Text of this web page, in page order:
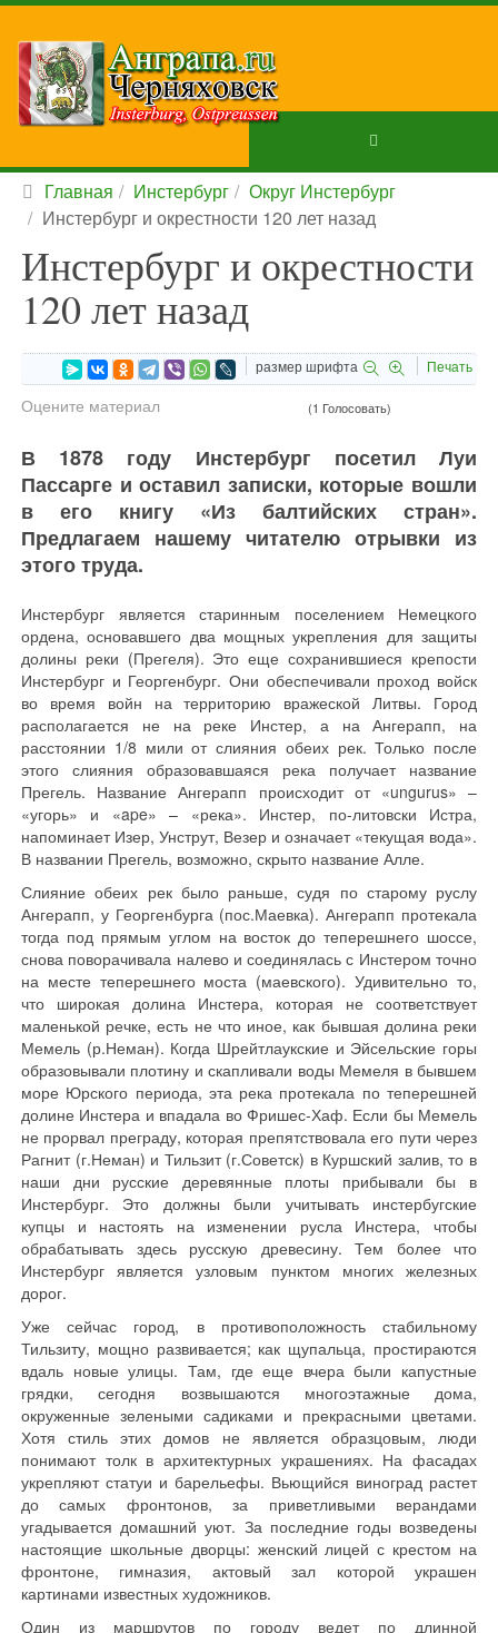
Главная Инстербург
Округ Инстербург
Инстербург и окрестности 120 лет назад
Инстербург и окрестности
120 лет назад
размер шрифта Печать
Оцените материал (1 Голосовать)
В 1878 году Инстербург посетил Луи
Пассарге и оставил записки, которые вошли
в его книгу «Из балтийских стран».
Предлагаем нашему читателю отрывки из
этого труда.
Инстербург является старинным поселением Немецкого
ордена, основавшего два мощных укрепления для защиты
долины реки (Прегеля). Это еще сохранившиеся крепости
Инстербург и Георгенбург. Они обеспечивали проход войск
во время войн на территорию вражеской Литвы. Город
располагается не на реке Инстер, а на Ангерапп, на
расстоянии 1/8 мили от слияния обеих рек. Только после
этого слияния образовавшаяся река получает название
Прегель. Название Ангерапп происходит от «ungurus» –
«угорь» и «ape» – «река». Инстер, по-литовски Истра,
напоминает Изер, Унструт, Везер и означает «текущая вода».
В названии Прегель, возможно, скрыто название Алле.
Слияние обеих рек было раньше, судя по старому руслу
Ангерапп, у Георгенбурга (пос.Маевка). Ангерапп протекала
тогда под прямым углом на восток до теперешнего шоссе,
снова поворачивала налево и соединялась с Инстером точно
на месте теперешнего моста (маевского). Удивительно то,
что широкая долина Инстера, которая не соответствует
маленькой речке, есть не что иное, как бывшая долина реки
Мемель (р.Неман). Когда Шрейтлаукские и Эйсельские горы
образовывали плотину и скапливали воды Мемеля в бывшем
море Юрского периода, эта река протекала по теперешней
долине Инстера и впадала во Фришес-Хаф. Если бы Мемель
не прорвал преграду, которая препятствовала его пути через
Рагнит (г.Неман) и Тильзит (г.Советск) в Куршский залив, то в
наши дни русские деревянные плоты прибывали бы в
Инстербург. Это должны были учитывать инстербугские
купцы и настоять на изменении русла Инстера, чтобы
обрабатывать здесь русскую древесину. Тем более что
Инстербург является узловым пунктом многих железных
дорог.
Уже сейчас город, в противоположность стабильному
Тильзиту, мощно развивается; как щупальца, простираются
вдаль новые улицы. Там, где еще вчера были капустные
грядки, сегодня возвышаются многоэтажные дома,
окруженные зелеными садиками и прекрасными цветами.
Хотя стиль этих домов не является образцовым, люди
понимают толк в архитектурных украшениях. На фасадах
укрепляют статуи и барельефы. Вьющийся виноград растет
до самых фронтонов, за приветливыми верандами
угадывается домашний уют. За последние годы возведены
настоящие школьные дворцы: женский лицей с крестом на
фронтоне, гимназия, актовый зал которой украшен
картинами известных художников.
Один из маршрутов по городу ведет по длинной